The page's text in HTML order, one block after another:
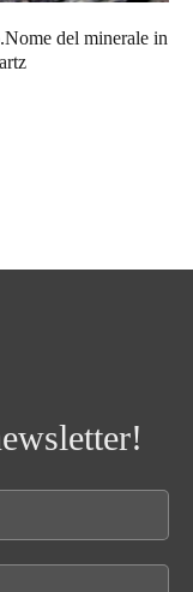
del minerale in